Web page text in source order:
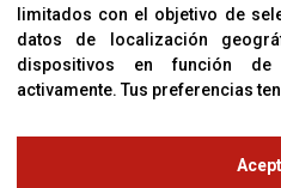
CONTACTO
T. (+34) 93 638 38 60
Email: corver@corver.es
limitados con el objetivo de
datos de localización
dispositivos en función
activamente.Tus preferencias